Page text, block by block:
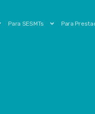
Para SESMTs Para